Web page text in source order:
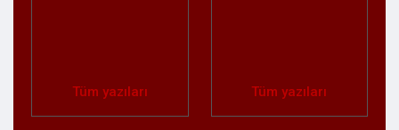
Tüm yazıları Tüm yazıları